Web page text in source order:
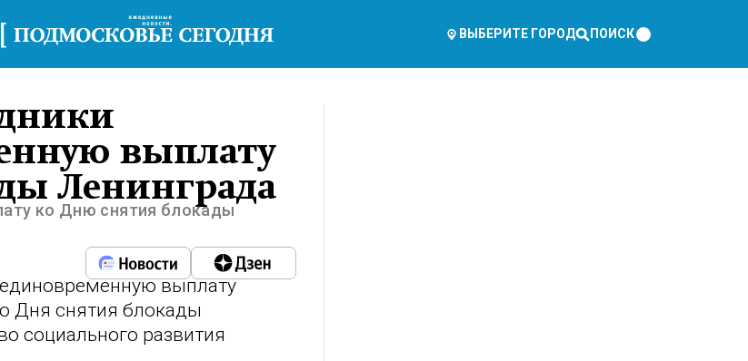
ВЫБЕРИТЕ ГОРОД ПОИСК
выплату
Ленинграда
ко Дню снятия блокады
выплату
Дня снятия блокады
социального развития